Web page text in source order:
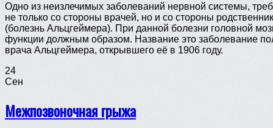
Одно из неизлечимых заболеваний нервной системы,
не только со стороны врачей, но и со стороны
(болезнь Альцгеймера). При данной болезни головной
функции должным образом. Название это заболевание
врача Альцгеймера, открывшего её в 1906 году.
24
Сен
Межпозвоночная грыжа